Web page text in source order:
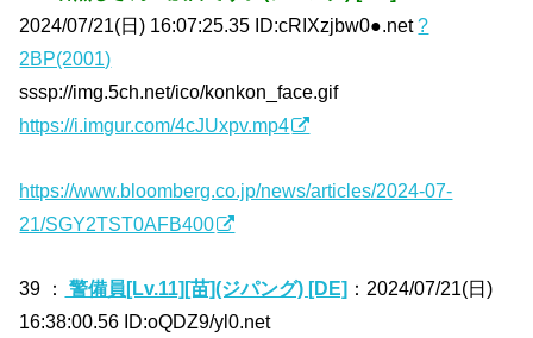
2024/07/21(日) 16:07:25.35 ID:cRIXzjbw0●.net?
2BP(2001)
sssp://img.5ch.net/ico/konkon_face.gif
https://i.imgur.com/4cJUxpv.mp4
https://www.bloomberg.co.jp/news/articles/2024-07-
21/SGY2TST0AFB400
39 ： 警備員[Lv.11][苗](ジパング) [DE] ：2024/07/21(日)
16:38:00.56 ID:oQDZ9/yl0.net